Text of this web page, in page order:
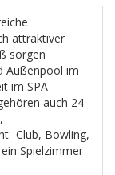
attraktiver
sorgen
Außenpool im
im SPA-
auch 24-
Club, Bowling,
Spielzimmer